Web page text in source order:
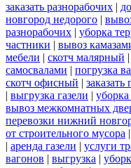
заказать разнорабочих |
новгород недорого |
разнорабочих | уборка
частники | вывоз
мебели | скотч малярный |
самосвалами | погрузка
скотч офисный | заказать
| выгрузка газели |
вывоз межкомнатных
перевозки нижний
от строительного мусора |
| аренда газели | услуги
вагонов | выгрузка |